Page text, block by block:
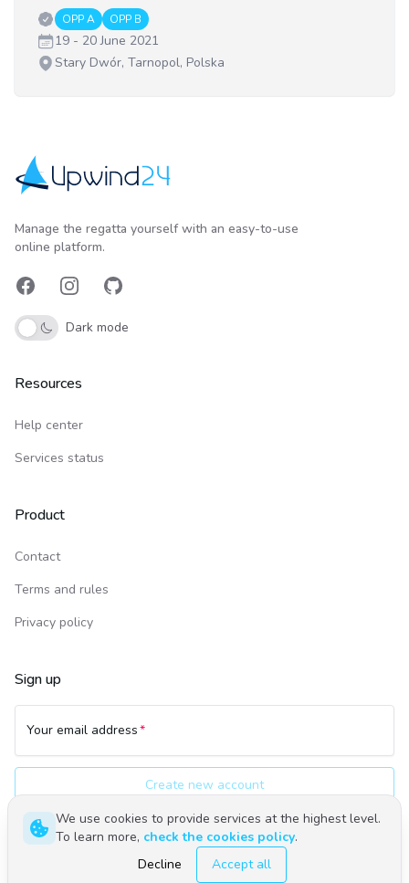
Classes:
OPP A OPP B
Date:19 - 20 June 2021
Venue:
Stary Dwór, Tarnopol, Polska
Manage the regatta yourself with an easy-to-use
online platform.
FacebookInstagramGitHub
Dark mode
Resources
Help center
Services status
Product
Contact
Terms and rules
Privacy policy
Sign up
Your email address
Create new account
Polski English
Upwind24. All rights reserved.
We use cookies to provide services at the highest level.
To learn more, check the cookies policy.
Decline
Accept all